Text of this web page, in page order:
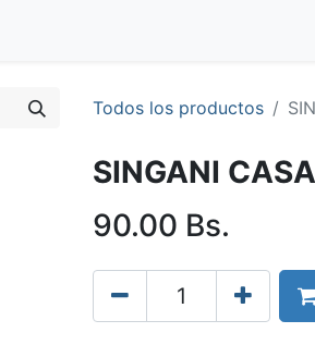
Todos los productos
SINGANI
90.00 Bs.